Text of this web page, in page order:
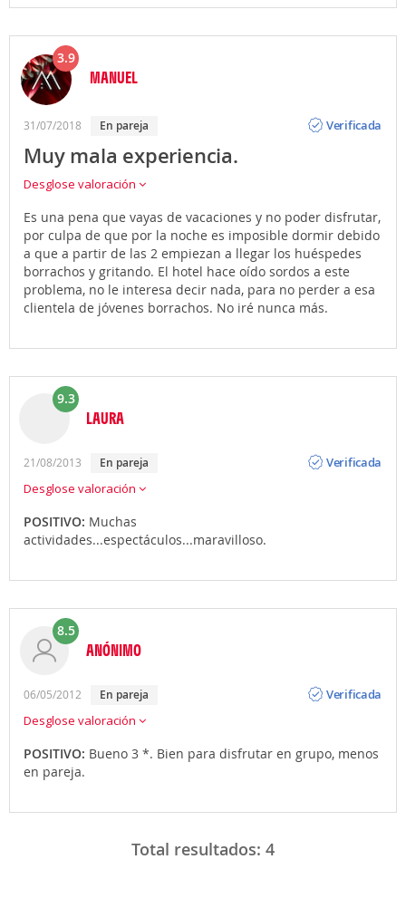
3.9
MANUEL
31/07/2018 En pareja
Verificada
Muy mala experiencia.
Desglose valoración
Es una pena que vayas de vacaciones y no poder disfrutar,
por culpa de que por la noche es imposible dormir debido
a que a partir de las 2 empiezan a llegar los huéspedes
borrachos y gritando. El hotel hace oído sordos a este
problema, no le interesa decir nada, para no perder a esa
clientela de jóvenes borrachos. No iré nunca más.
9.3
LAURA
21/08/2013 En pareja
Verificada
Desglose valoración
POSITIVO: Muchas
actividades...espectáculos...maravilloso.
8.5
ANÓNIMO
06/05/2012 En pareja
Verificada
Desglose valoración
POSITIVO: Bueno 3 *. Bien para disfrutar en grupo, menos
en pareja.
Total resultados: 4